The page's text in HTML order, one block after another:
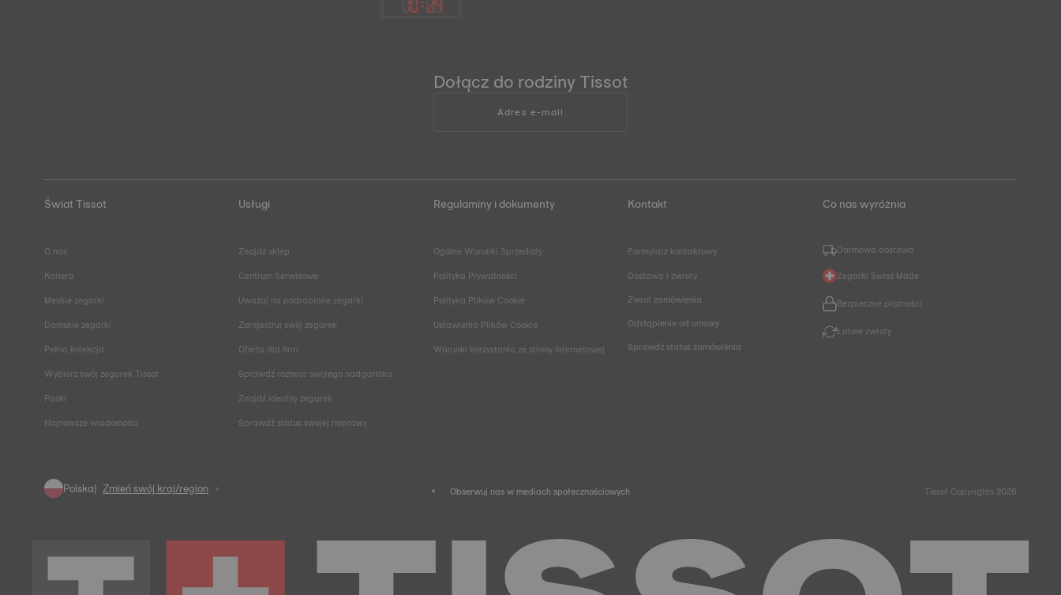
10:29
Dołącz do rodziny Tissot
Adres e-mail
Świat Tissot
O nas
Kariera
Męskie zegarki
Damskie zegarki
Pełna kolekcja
Wybierz swój zegarek Tissot
Paski
Najnowsze wiadomości
Usługi
Znajdź sklep
Centrum Serwisowe
Uważaj na podrabiane zegarki
Zarejestruj swój zegarek
Oferta dla firm
Sprawdź rozmiar swojego nadgarstka
Znajdź idealny zegarek
Sprawdź status swojej naprawy
Regulaminy i dokumenty
Ogólne Warunki Sprzedaży
Polityka Prywatności
Polityka Plików Cookie
Ustawienia Plików Cookie
Warunki korzystania ze strony internetowej
Kontakt
Formularz kontaktowy
Dostawa i zwroty
Zwrot zamówienia
Odstąpienie od umowy
Sprawdź status zamówienia
Co nas wyróżnia
Darmowa dostawa
Zegarki Swiss Made
Bezpieczne płatności
Łatwe zwroty
Polska Zmień swój kraj/region Obserwuj nas w mediach społecznościowych Tissot Copyrights 2026